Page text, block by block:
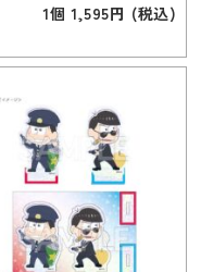
1個 1,595円 (税込)